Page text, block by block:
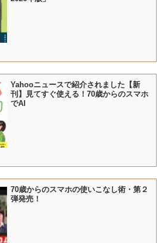
Yahooニュースで紹介されました【新
刊】見てすぐ使える！70歳からのスマホ
でAI
70歳からのスマホの使いこなし術・第２
弾発売！